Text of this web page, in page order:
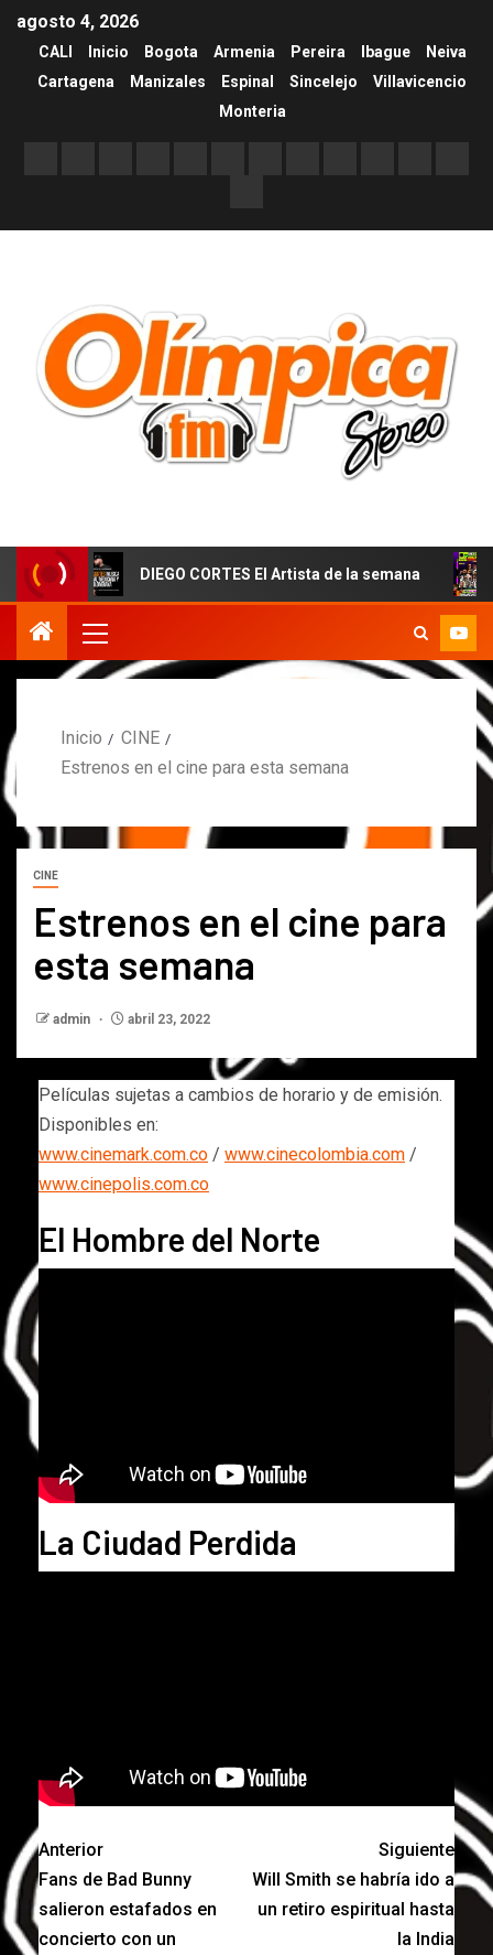
agosto 4, 2026
CALI Inicio Bogota Armenia Pereira Ibague
Neiva
Cartagena
Manizales Espinal Sincelejo
Villavicencio
Monteria
DIEGO CORTES El Artista de la semana
Inicio
CINE
Estrenos en el cine para esta semana
CINE
Estrenos en el cine para
esta semana
admin abril 23, 2022
Películas sujetas a cambios de horario y de emisión.
Disponibles en:
www.cinemark.com.co / www.cinecolombia.com /
www.cinepolis.com.co
El Hombre del Norte
La Ciudad Perdida
Anterior
Fans de Bad Bunny
salieron estafados en
concierto con un
Siguiente
Will Smith se habría ido a
un retiro espiritual hasta
la India